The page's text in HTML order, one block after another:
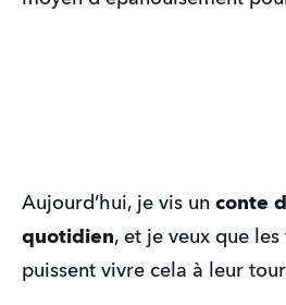
Aujourd’hui, je vis un conte
quotidien, et je veux que
puissent vivre cela à leur